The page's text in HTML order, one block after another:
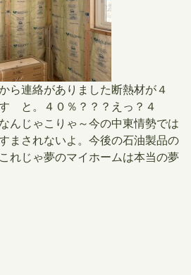
ら連絡がありました断熱材が４
と。４０％？？？えっ？４
んじゃこりゃ～今の中東情勢では
まされないよ。今後の石油製品の
れじゃ夢のマイホームは本当の夢